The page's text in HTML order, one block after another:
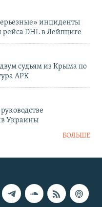
инциденты
рейса DHL в Лейпциге
судьям из Крыма по
АРК
Украины
БОЛЬШЕ